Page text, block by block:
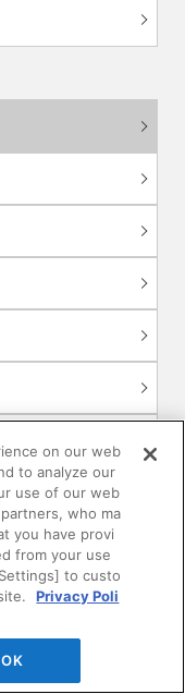
on our web
to analyze our
use of our web
who ma
you have provi
from your use
to custo
Privacy Poli
OK